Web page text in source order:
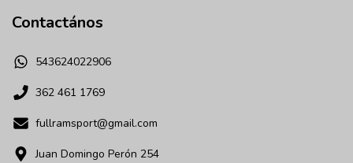
Contactános
543624022906
362 461 1769
fullramsport@gmail.com
Juan Domingo Perón 254